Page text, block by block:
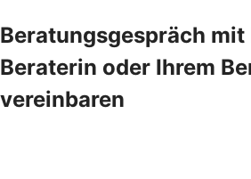
Beratungsgespräch mit
Beraterin oder Ihrem
vereinbaren